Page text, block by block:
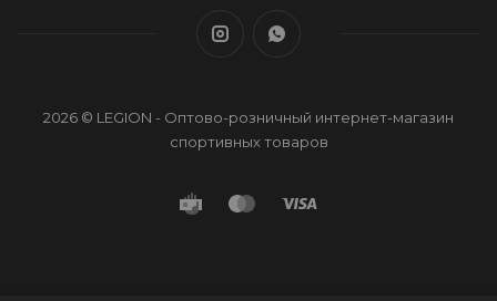
2026 © LEGION - Оптово-розничный интернет-магазин
спортивных товаров